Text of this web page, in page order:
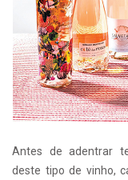
Antes de adentrar
deste tipo de vinho,